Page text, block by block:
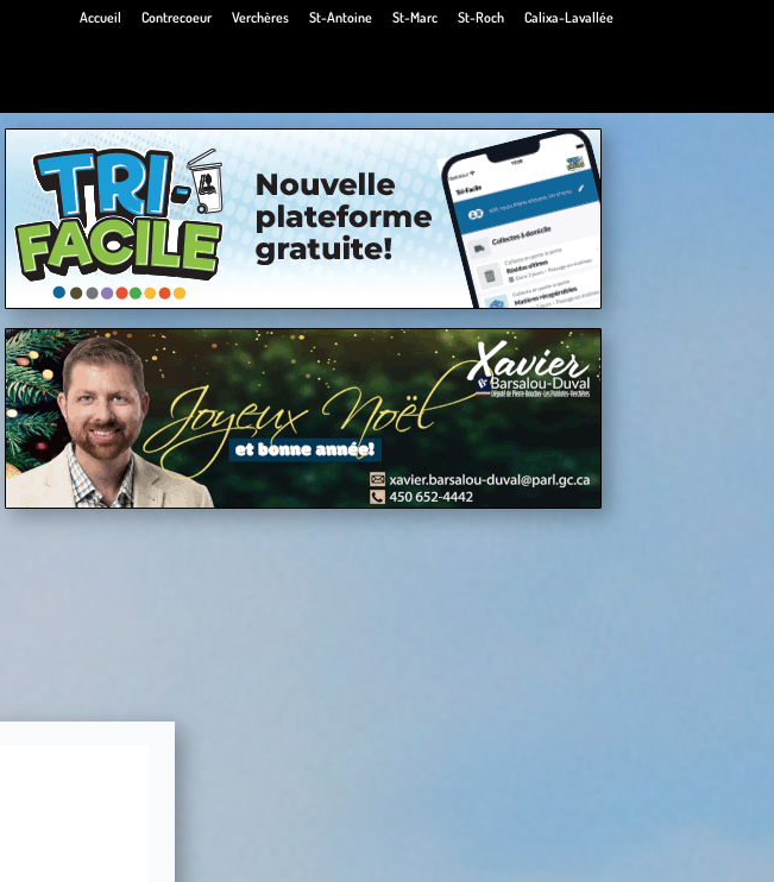
Accueil Contrecoeur Verchères St-Antoine St-Marc St-Roch Calixa-Lavallée